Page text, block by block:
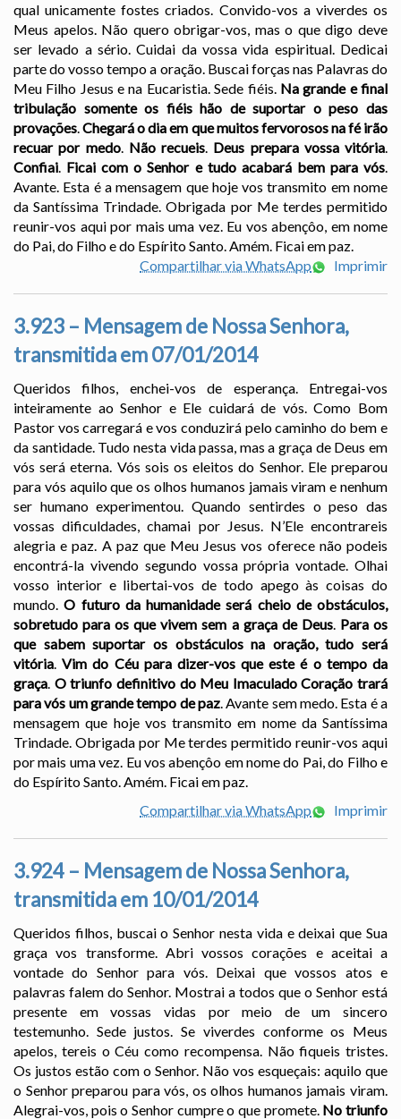
qual unicamente fostes criados. Convido-vos a viverdes os
Meus apelos. Não quero obrigar-vos, mas o que digo deve
ser levado a sério. Cuidai da vossa vida espiritual. Dedicai
parte do vosso tempo a oração. Buscai forças nas Palavras do
Meu Filho Jesus e na Eucaristia. Sede fiéis. Na grande e final
tribulação somente os fiéis hão de suportar o peso das
provações.Chegará o dia em que muitos fervorosos na fé irão
recuar por medo. Não recueis. Deus prepara vossa vitória.
Confiai. Ficai com o Senhor e tudo acabará bem para vós.
Avante. Esta é a mensagem que hoje vos transmito em nome
da Santíssima Trindade. Obrigada por Me terdes permitido
reunir-vos aqui por mais uma vez. Eu vos abençôo, em nome
do Pai, do Filho e do Espírito Santo. Amém. Ficai em paz.
Compartilhar via WhatsApp
Imprimir
3.923 – Mensagem de Nossa Senhora,
transmitida em 07/01/2014
Queridos filhos, enchei-vos de esperança. Entregai-vos
inteiramente ao Senhor e Ele cuidará de vós. Como Bom
Pastor vos carregará e vos conduzirá pelo caminho do bem e
da santidade. Tudo nesta vida passa, mas a graça de Deus em
vós será eterna. Vós sois os eleitos do Senhor. Ele preparou
para vós aquilo que os olhos humanos jamais viram e nenhum
ser humano experimentou. Quando sentirdes o peso das
vossas dificuldades, chamai por Jesus. N’Ele encontrareis
alegria e paz. A paz que Meu Jesus vos oferece não podeis
encontrá-la vivendo segundo vossa própria vontade. Olhai
vosso interior e libertai-vos de todo apego às coisas do
mundo.O futuro da humanidade será cheio de obstáculos,
sobretudo para os que vivem sem a graça de Deus. Para os
que sabem suportar os obstáculos na oração, tudo será
vitória.Vim do Céu para dizer-vos que este é o tempo da
graça. O triunfo definitivo do Meu Imaculado Coração trará
para vós um grande tempo de paz. Avante sem medo. Esta é a
mensagem que hoje vos transmito em nome da Santíssima
Trindade. Obrigada por Me terdes permitido reunir-vos aqui
por mais uma vez. Eu vos abençôo em nome do Pai, do Filho e
do Espírito Santo. Amém. Ficai em paz.
Compartilhar via WhatsApp
Imprimir
3.924 – Mensagem de Nossa Senhora,
transmitida em 10/01/2014
Queridos filhos, buscai o Senhor nesta vida e deixai que Sua
graça vos transforme. Abri vossos corações e aceitai a
vontade do Senhor para vós. Deixai que vossos atos e
palavras falem do Senhor. Mostrai a todos que o Senhor está
presente em vossas vidas por meio de um sincero
testemunho. Sede justos. Se viverdes conforme os Meus
apelos, tereis o Céu como recompensa. Não fiqueis tristes.
Os justos estão com o Senhor. Não vos esqueçais: aquilo que
o Senhor preparou para vós, os olhos humanos jamais viram.
Alegrai-vos, pois o Senhor cumpre o que promete. No triunfo